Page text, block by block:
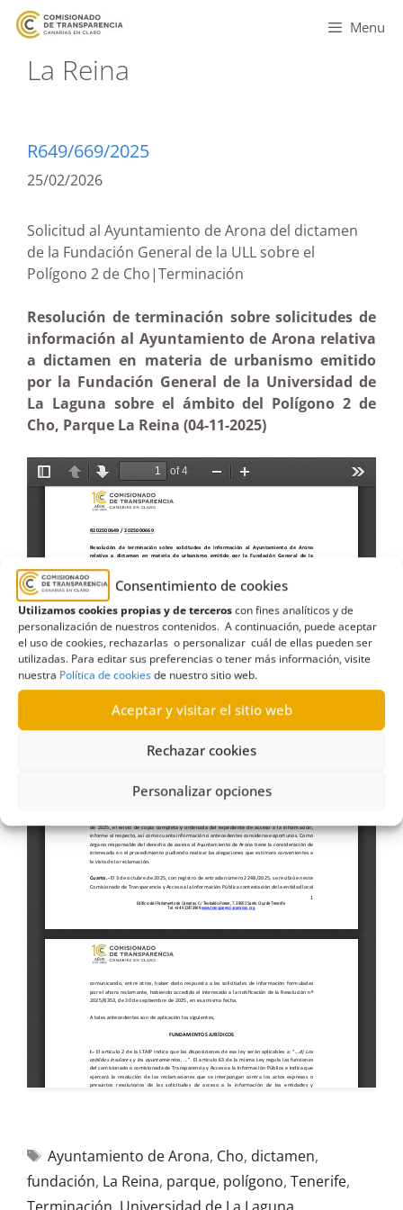
Consentimiento de cookies
Utilizamos cookies propias y de terceroscon fines analíticos y de
personalización de nuestros contenidos. A continuación, puede aceptar
el uso de cookies, rechazarlas o personalizar cuál de ellas pueden ser
utilizadas. Para editar sus preferencias o tener más información, visite
nuestra Política de cookiesde nuestro sitio web.
Aceptar y visitar el sitio web
Rechazar cookies
Personalizar opciones
Menu
La Reina
R649/669/2025
25/02/2026
Solicitud al Ayuntamiento de Arona del dictamen
de la Fundación General de la ULL sobre el
Polígono 2 de Cho|Terminación
Resolución de terminación sobre solicitudes de
información al Ayuntamiento de Arona relativa
a dictamen en materia de urbanismo emitido
por la Fundación General de la Universidad de
La Laguna sobre el ámbito del Polígono 2 de
Cho, Parque La Reina (04-11-2025)
Ayuntamiento de Arona, Cho, dictamen,
fundación, La Reina, parque, polígono, Tenerife,